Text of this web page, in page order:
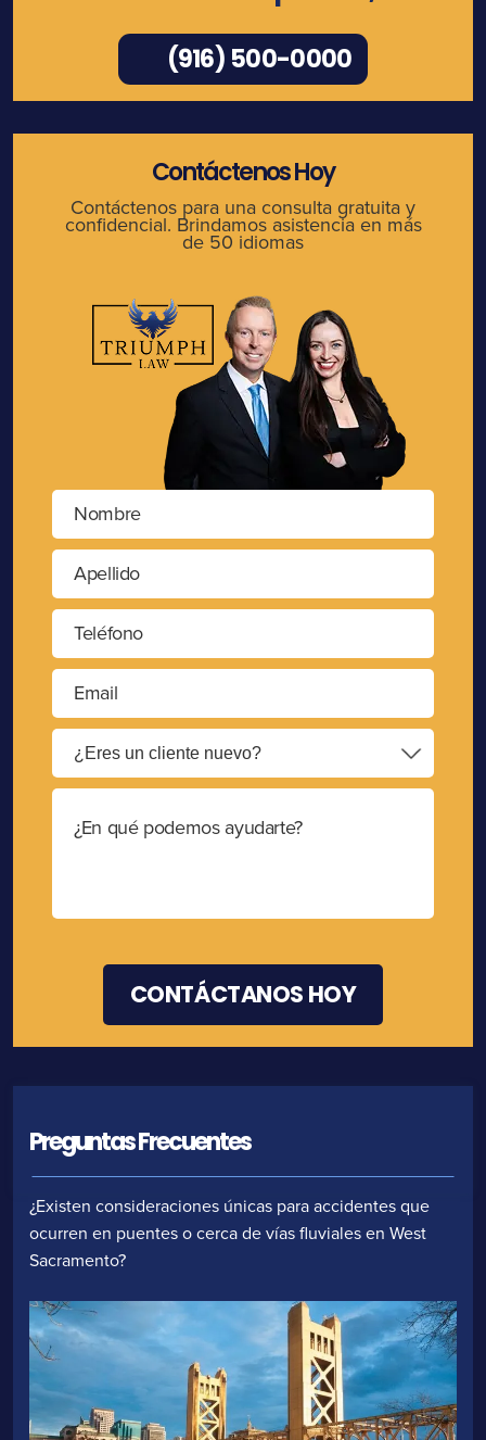
(916) 500-0000
Contáctenos Hoy
Contáctenos para una consulta gratuita y
confidencial. Brindamos asistencia en más
de 50 idiomas
Preguntas Frecuentes
¿Existen consideraciones únicas para accidentes que
ocurren en puentes o cerca de vías fluviales en West
Sacramento?